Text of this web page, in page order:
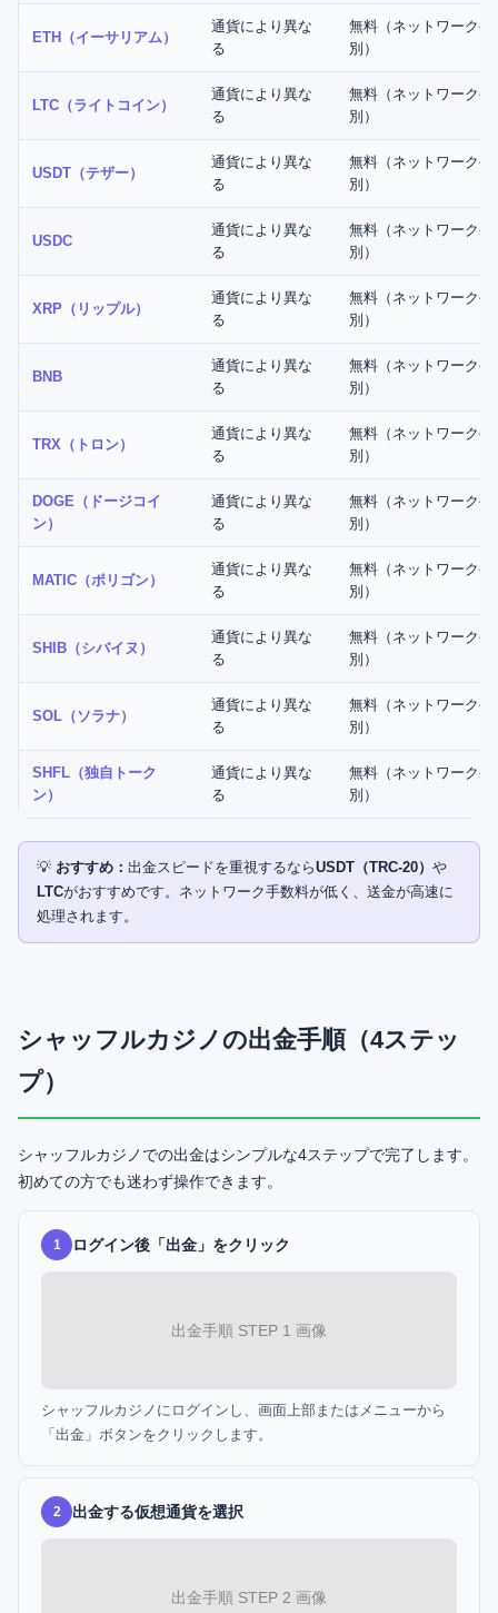
ETH（イーサリアム）
通貨により異な
る
無料（ネットワーク手
別）
LTC（ライトコイン）
通貨により異な
る
無料（ネットワーク手
別）
USDT（テザー）
通貨により異な
る
無料（ネットワーク手
別）
USDC
通貨により異な
る
無料（ネットワーク手
別）
XRP（リップル）
通貨により異な
る
無料（ネットワーク手
別）
BNB
通貨により異な
る
無料（ネットワーク手
別）
TRX（トロン）
通貨により異な
る
無料（ネットワーク手
別）
DOGE（ドージコイ
ン）
通貨により異な
る
無料（ネットワーク手
別）
MATIC（ポリゴン）
通貨により異な
る
無料（ネットワーク手
別）
SHIB（シバイヌ）
通貨により異な
る
無料（ネットワーク手
別）
SOL（ソラナ）
通貨により異な
る
無料（ネットワーク手
別）
SHFL（独自トーク
ン）
通貨により異な
る
無料（ネットワーク手
別）
💡 おすすめ： 出金スピードを重視するならUSDT（TRC-20） や
LTCがおすすめです。ネットワーク手数料が低く、送金が高速に
処理されます。
シャッフルカジノの出金手順（4ステッ
プ）
シャッフルカジノでの出金はシンプルな4ステップで完了します。
初めての方でも迷わず操作できます。
1 ログイン後「出金」をクリック
出金手順 STEP 1 画像
シャッフルカジノにログインし、画面上部またはメニューから
「出金」ボタンをクリックします。
2 出金する仮想通貨を選択
出金手順 STEP 2 画像